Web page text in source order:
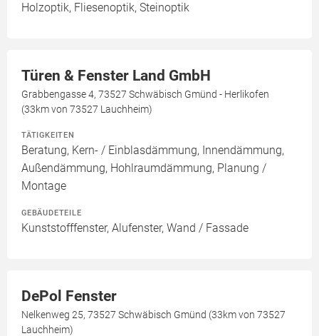
Holzoptik, Fliesenoptik, Steinoptik
Türen & Fenster Land GmbH
Grabbengasse 4, 73527 Schwäbisch Gmünd - Herlikofen
(33km von 73527 Lauchheim)
TÄTIGKEITEN
Beratung, Kern- / Einblasdämmung, Innendämmung,
Außendämmung, Hohlraumdämmung, Planung /
Montage
GEBÄUDETEILE
Kunststofffenster, Alufenster, Wand / Fassade
DePol Fenster
Nelkenweg 25, 73527 Schwäbisch Gmünd (33km von 73527
Lauchheim)